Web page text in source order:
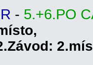
- 5.+6.PO
Závod: